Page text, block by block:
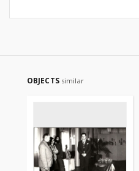
OBJECTS similar